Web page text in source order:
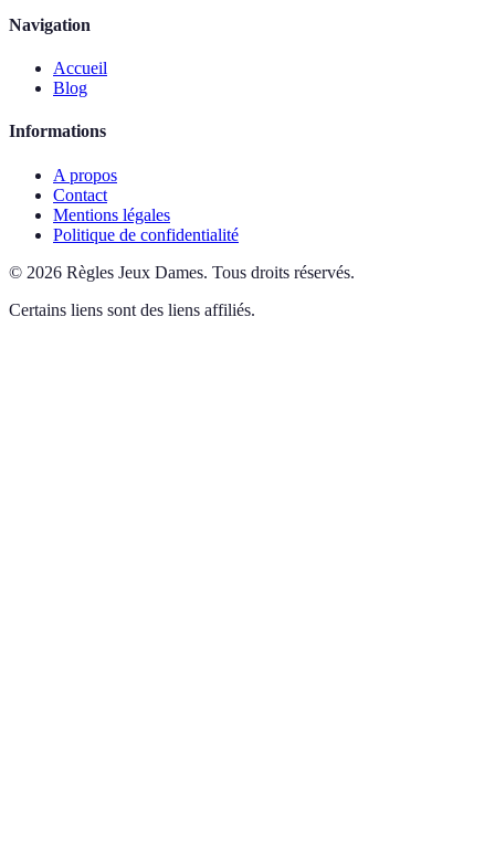
Navigation
Accueil
Blog
Informations
A propos
Contact
Mentions légales
Politique de confidentialité
© 2026 Règles Jeux Dames. Tous droits réservés.
Certains liens sont des liens affiliés.